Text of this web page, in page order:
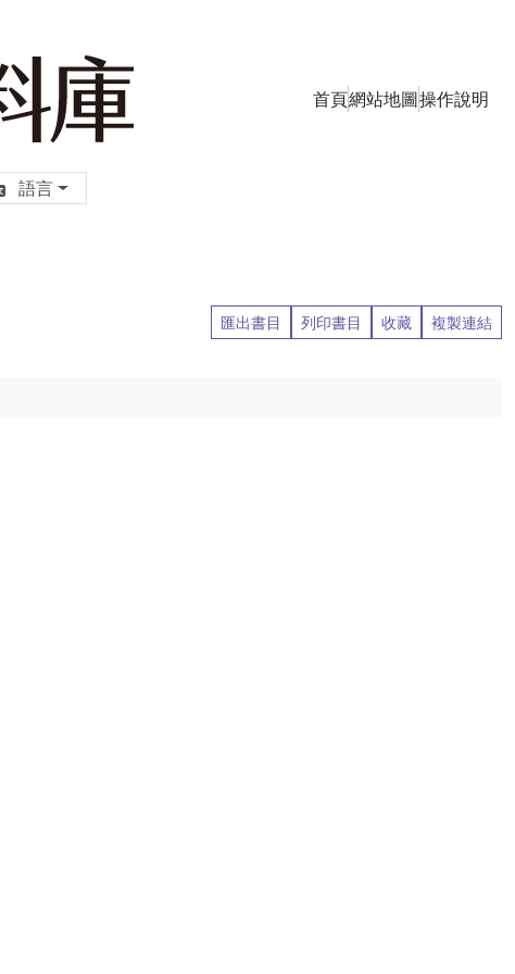
刊資料庫
首頁網站地圖操作說明
語言
匯出書目 列印書目 收藏 複製連結